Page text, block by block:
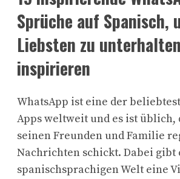
Sprüche auf Spanisch,
Liebsten zu
inspirieren
WhatsApp ist eine der
Apps weltweit und es ist üblich,
seinen Freunden und Familie
Nachrichten schickt. Dabei gibt
spanischsprachigen Welt eine